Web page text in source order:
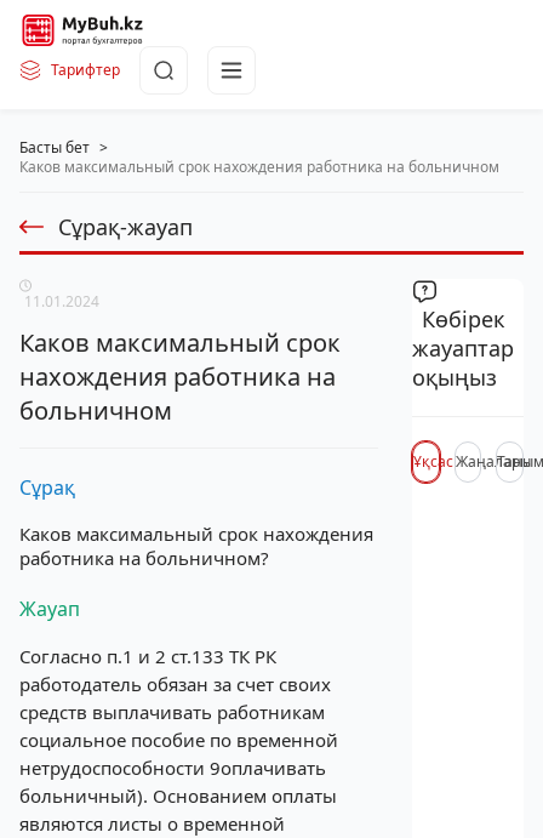
Тарифтер
Басты бет >
Каков максимальный срок нахождения работника на больничном
Сұрақ-жауап
11.01.2024
Каков максимальный срок
нахождения работника на
больничном
Сұрақ
Каков максимальный срок нахождения
работника на больничном?
Жауап
Согласно п.1 и 2 ст.133 ТК РК
работодатель обязан за счет своих
средств выплачивать работникам
социальное пособие по временной
нетрудоспособности 9оплачивать
больничный). Основанием оплаты
являются листы о временной
Көбірек
жауаптар
оқыңыз
ҰқсасЖаңалары